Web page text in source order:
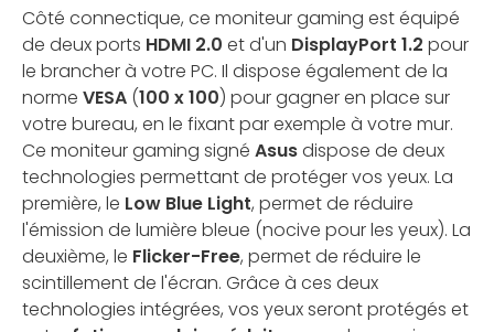
Côté connectique, ce moniteur gaming est équipé
de deux ports HDMI 2.0 et d'un DisplayPort 1.2 pour
le brancher à votre PC. Il dispose également de la
norme VESA (100 x 100) pour gagner en place sur
votre bureau, en le fixant par exemple à votre mur.
Ce moniteur gaming signé Asusdispose de deux
technologies permettant de protéger vos yeux. La
première, le Low Blue Light, permet de réduire
l'émission de lumière bleue (nocive pour les yeux). La
deuxième, le Flicker-Free, permet de réduire le
scintillement de l'écran. Grâce à ces deux
technologies intégrées, vos yeux seront protégés et